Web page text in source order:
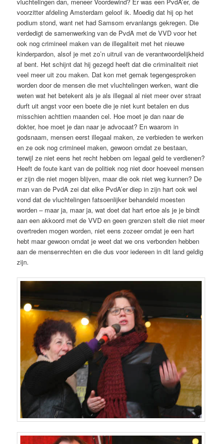
voorzitter afdeling Amsterdam geloof ik. Moedig dat hij op het
podium stond, want net had Samsom ervanlangs gekregen. Die
verdedigt de samenwerking van de PvdA met de VVD voor het
ook nog crimineel maken van de illegaliteit met het nieuwe
kinderpardon, alsof je met zo’n uitruil van de verantwoordelijkheid
af bent. Het schijnt dat hij gezegd heeft dat die criminaliteit niet
veel meer uit zou maken. Dat kon met gemak tegengesproken
worden door de mensen die met vluchtelingen werken, want die
weten wat het betekent als je als illegaal al niet meer over straat
durft uit angst voor een boete die je niet kunt betalen en dus
misschien achttien maanden cel. Hoe moet je dan naar de
dokter, hoe moet je dan naar je advocaat? En waarom in
godsnaam, mensen eerst illegaal maken, ze verbieden te werken
en ze ook nog crimineel maken, gewoon omdat ze bestaan,
terwijl ze niet eens het recht hebben om legaal geld te verdienen?
Heeft de foute kant van de politiek nog niet door hoeveel mensen
er zijn die niet mogen blijven, maar die ook niet weg kunnen? De
man van de PvdA zei dat elke PvdA’er diep in zijn hart ook wel
vond dat de vluchtelingen fatsoenlijker behandeld moesten
worden – maar ja, maar ja, wat doet dat hart ertoe als je je bindt
aan een akkoord met de VVD en geen grenzen stelt die niet meer
overtreden mogen worden, niet eens zozeer omdat je een hart
hebt maar gewoon omdat je weet dat we ons verbonden hebben
aan de mensenrechten en die dus voor iedereen in dit land geldig
zijn.